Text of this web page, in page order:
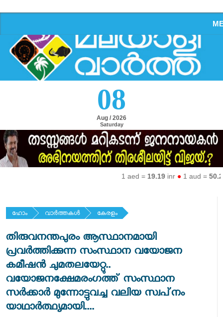
08
Aug / 2026
Saturday
1 aed =19.19inr ●1 aud =50.27
ഹോം വാര്‍ത്തകള്‍ കേരളം
തിരുവനന്തപുരം ആസ്ഥാനമായി
പ്രവര്‍ത്തിക്കുന്ന സംസ്ഥാന വയോജന
കമീഷന്‍ ചുമതലയേറ്റു..
വയോജനക്ഷേമരംഗത്ത് സംസ്ഥാന
സര്‍ക്കാര്‍ മുന്നോട്ടുവച്ച വലിയ സ്വപ്‌നം
യാഥാര്‍ത്ഥ്യമായി....